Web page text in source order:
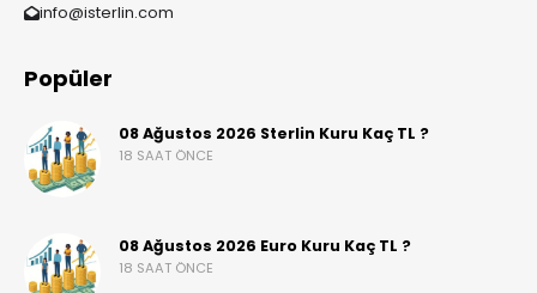
info@isterlin.com
Popüler
08 Ağustos 2026 Sterlin Kuru Kaç TL ?
18 SAAT ÖNCE
08 Ağustos 2026 Euro Kuru Kaç TL ?
18 SAAT ÖNCE